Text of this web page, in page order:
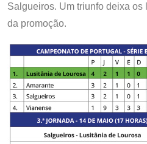
Salgueiros. Um triunfo deixa
da promoção.